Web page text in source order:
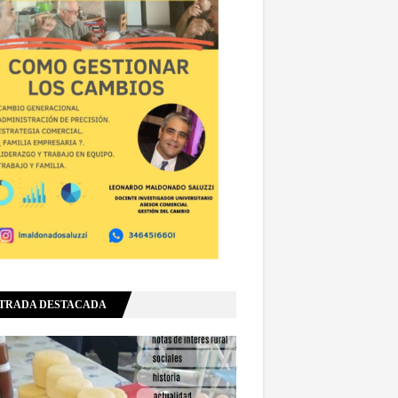
DESTACADA